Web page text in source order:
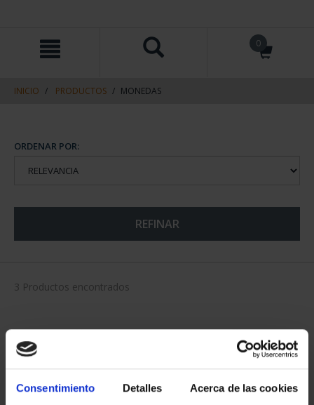
Consentimiento Detalles Acerca de las cookies
contenido
navegacin
0
INICIO PRODUCTOS MONEDAS
ORDENAR POR:
REFINAR
3 Productos encontrados